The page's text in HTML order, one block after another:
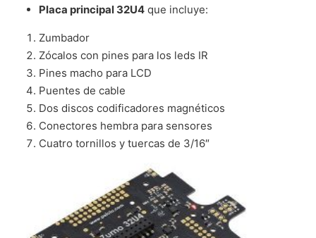
Placa principal 32U4 que incluye:
Zumbador
Zócalos con pines para los leds IR
Pines macho para LCD
Puentes de cable
Dos discos codificadores magnéticos
Conectores hembra para sensores
Cuatro tornillos y tuercas de 3/16″